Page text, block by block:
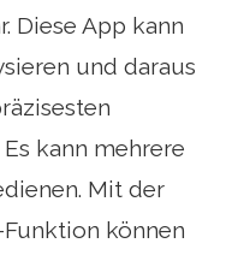
Diese App kann
und daraus
kann mehrere
Mit der
können